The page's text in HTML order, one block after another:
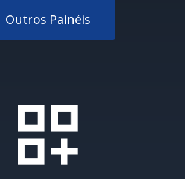
Outros Painéis